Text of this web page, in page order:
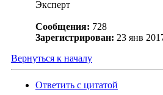
Эксперт
Сообщения: 728
Зарегистрирован: 23 янв
Вернуться к началу
Ответить с цитатой